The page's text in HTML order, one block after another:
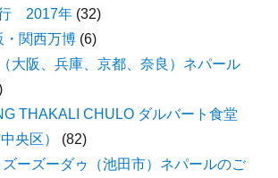
2017年 (32)
・関西万博 (6)
大阪、兵庫、京都、奈良）ネパール
THAKALI CHULO ダルバート食堂
央区）
(82)
ーズーダゥ（池田市）ネパールのご